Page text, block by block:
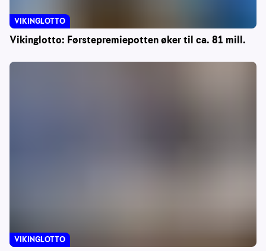
Vikinglotto: Førstepremiepotten øker til ca. 81 mill.
VIKINGLOTTO
VIKINGLOTTO